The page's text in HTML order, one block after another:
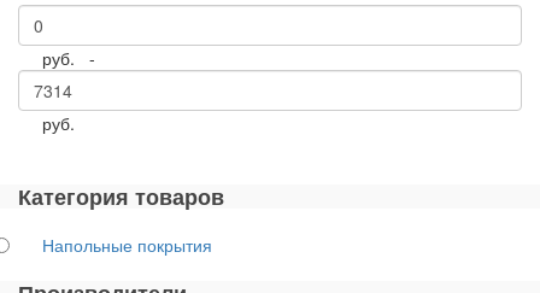
руб. -
руб.
Категория товаров
Напольные покрытия